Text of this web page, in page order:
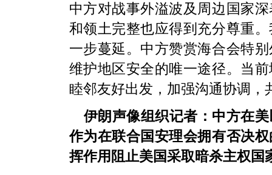
中方对战事外溢波及周边国家
和领土完整也应得到充分尊重
一步蔓延。中方赞赏海合会特
维护地区安全的唯一途径。当
睦邻友好出发，加强沟通协调，
伊朗声像组织记者：中方在
作为在联合国安理会拥有否决
挥作用阻止美国采取暗杀主权国